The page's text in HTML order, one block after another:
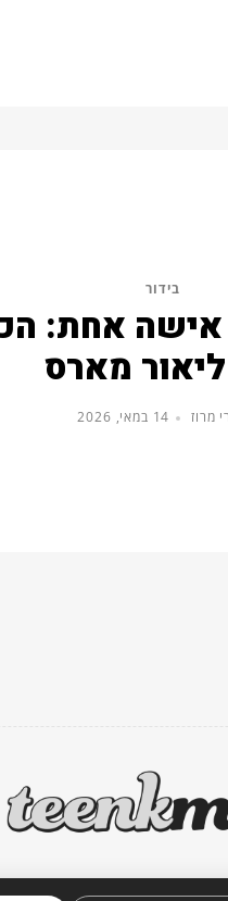
בידור
אחת:
מארס
מרוז 14 במאי, 2026